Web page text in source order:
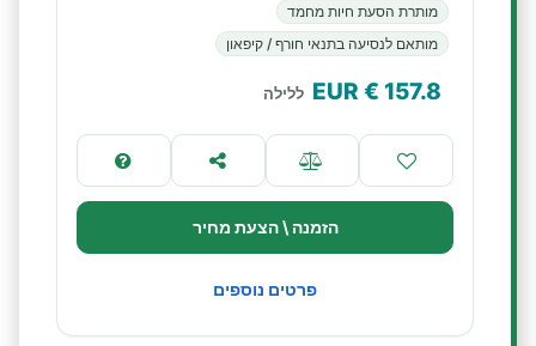
מותרת הסעת חיות מחמד
מותאם לנסיעה בתנאי חורף / קיפאון
157.8
€ EUR ללילה
הזמנה \ הצעת מחיר
פרטים נוספים